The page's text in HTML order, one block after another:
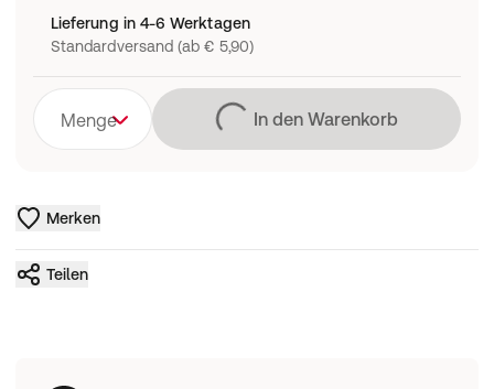
Lieferung in 4-6 Werktagen
Standardversand (ab € 5,90)
Menge LädtIn den Warenkorb
Merken
Teilen